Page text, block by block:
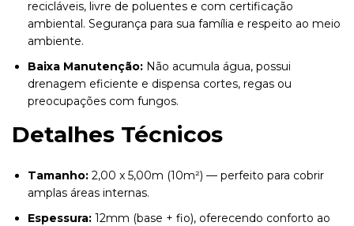
recicláveis, livre de poluentes e com certificação
ambiental. Segurança para sua família e respeito ao meio
ambiente.
Baixa Manutenção: Não acumula água, possui
drenagem eficiente e dispensa cortes, regas ou
preocupações com fungos.
Detalhes Técnicos
Tamanho: 2,00 x 5,00m (10m²) — perfeito para cobrir
amplas áreas internas.
Espessura: 12mm (base + fio), oferecendo conforto ao